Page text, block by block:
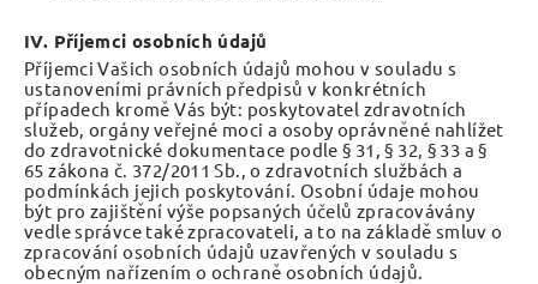
IV. Příjemci osobních údajů
Příjemci Vašich osobních údajů mohou v souladu s
ustanoveními právních předpisů v konkrétních
případech kromě Vás být: poskytovatel zdravotních
služeb, orgány veřejné moci a osoby oprávněné nahlížet
do zdravotnické dokumentace podle § 31, § 32, § 33 a §
65 zákona č. 372/2011 Sb., o zdravotních službách a
podmínkách jejich poskytování. Osobní údaje mohou
být pro zajištění výše popsaných účelů zpracovávány
vedle správce také zpracovateli, a to na základě smluv o
zpracování osobních údajů uzavřených v souladu s
obecným nařízením o ochraně osobních údajů.